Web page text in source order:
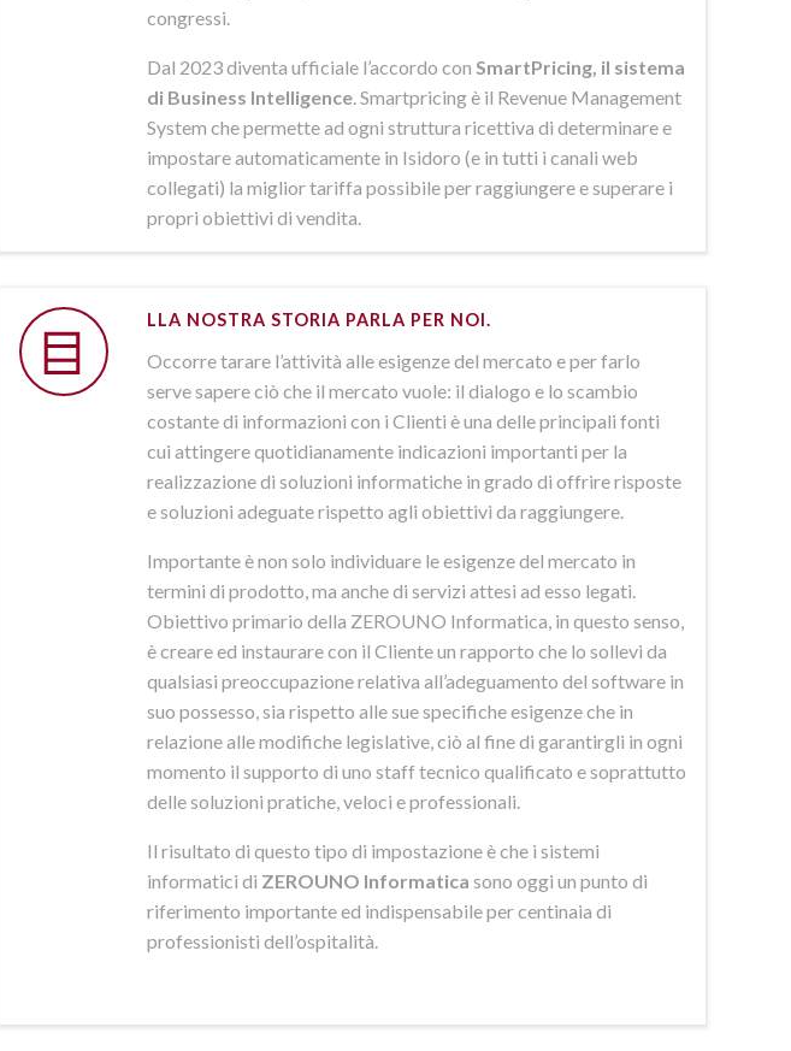
congressi.
Dal 2023 diventa ufficiale l’accordo con SmartPricing, il sistema
di Business Intelligence . Smartpricing è il Revenue Management
System che permette ad ogni struttura ricettiva di determinare e
impostare automaticamente in Isidoro (e in tutti i canali web
collegati) la miglior tariffa possibile per raggiungere e superare i
propri obiettivi di vendita.
LLA NOSTRA STORIA PARLA PER NOI.
Occorre tarare l’attività alle esigenze del mercato e per farlo
serve sapere ciò che il mercato vuole: il dialogo e lo scambio
costante di informazioni con i Clienti è una delle principali fonti
cui attingere quotidianamente indicazioni importanti per la
realizzazione di soluzioni informatiche in grado di offrire risposte
e soluzioni adeguate rispetto agli obiettivi da raggiungere.
Importante è non solo individuare le esigenze del mercato in
termini di prodotto, ma anche di servizi attesi ad esso legati.
Obiettivo primario della ZEROUNO Informatica, in questo senso,
è creare ed instaurare con il Cliente un rapporto che lo sollevi da
qualsiasi preoccupazione relativa all’adeguamento del software in
suo possesso, sia rispetto alle sue specifiche esigenze che in
relazione alle modifiche legislative, ciò al fine di garantirgli in ogni
momento il supporto di uno staff tecnico qualificato e soprattutto
delle soluzioni pratiche, veloci e professionali.
Il risultato di questo tipo di impostazione è che i sistemi
informatici di ZEROUNO Informatica sono oggi un punto di
riferimento importante ed indispensabile per centinaia di
professionisti dell’ospitalità.